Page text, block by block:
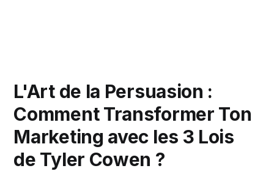
L'Art de la Persuasion :
Comment Transformer Ton
Marketing avec les 3 Lois
de Tyler Cowen ?